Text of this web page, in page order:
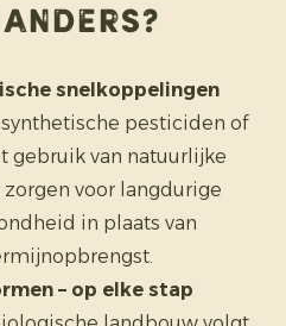
snelkoppelingen
pesticiden of
gebruik van natuurlijke
voor langdurige
in plaats van
– op elke stap